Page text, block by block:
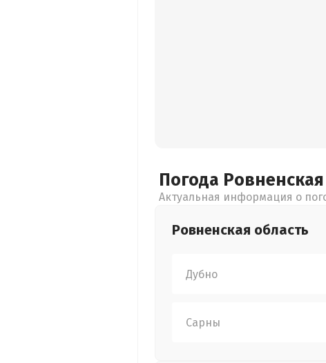
Погода Ровненская
Актуальная информация о
Ровненская область
Дубно
Сарны